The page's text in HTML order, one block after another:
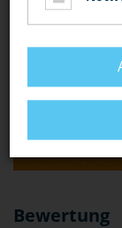
GEBEN?"
„IST ES
SCHÜLER
Bewertung